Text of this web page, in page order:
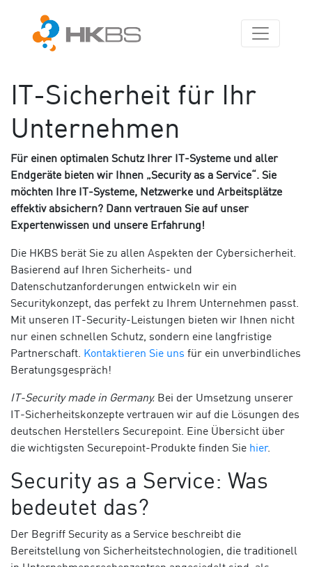
IT-Sicherheit für Ihr
Unternehmen
Für einen optimalen Schutz Ihrer IT-Systeme und aller
Endgeräte bieten wir Ihnen „Security as a Service“. Sie
möchten Ihre IT-Systeme, Netzwerke und Arbeitsplätze
effektiv absichern? Dann vertrauen Sie auf unser
Expertenwissen und unsere Erfahrung!
Die HKBS berät Sie zu allen Aspekten der Cybersicherheit.
Basierend auf Ihren Sicherheits- und
Datenschutzanforderungen entwickeln wir ein
Securitykonzept, das perfekt zu Ihrem Unternehmen passt.
Mit unseren IT-Security-Leistungen bieten wir Ihnen nicht
nur einen schnellen Schutz, sondern eine langfristige
Partnerschaft. Kontaktieren Sie uns für ein unverbindliches
Beratungsgespräch!
IT-Security made in Germany. Bei der Umsetzung unserer
IT-Sicherheitskonzepte vertrauen wir auf die Lösungen des
deutschen Herstellers Securepoint. Eine Übersicht über
die wichtigsten Securepoint-Produkte finden Sie hier.
Security as a Service: Was
bedeutet das?
Der Begriff Security as a Service beschreibt die
Bereitstellung von Sicherheitstechnologien, die traditionell